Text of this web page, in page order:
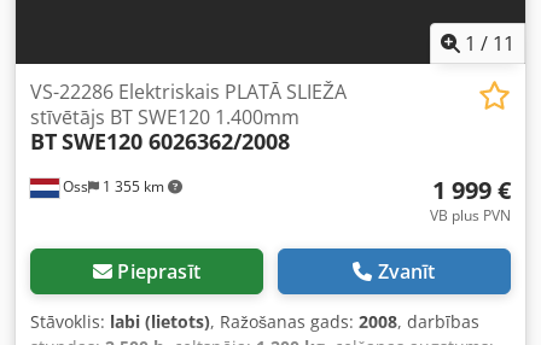
1 / 11
Oss 1 355 km
VS-22286 Elektriskais PLATĀ SLIEŽA
stīvētājs BT SWE120 1.400mm
BTSWE120 6026362/2008
1 999 €
VB plus PVN
Pieprasīt Zvanīt
Stāvoklis: labi (lietots), Ražošanas gads: 2008, darbības